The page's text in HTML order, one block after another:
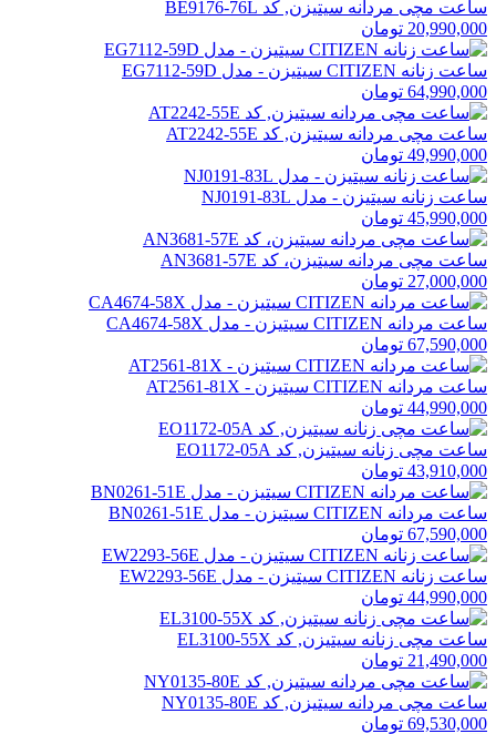
ساعت مچی مردانه سیتیزن, کد BE9176-76L
20,990,000 تومان
ساعت زنانه CITIZEN سیتیزن - مدل EG7112-59D
64,990,000 تومان
ساعت مچی مردانه سیتیزن, کد AT2242-55E
49,990,000 تومان
ساعت زنانه سیتیزن - مدل NJ0191-83L
45,990,000 تومان
ساعت مچی مردانه سیتیزن، کد AN3681-57E
27,000,000 تومان
ساعت مردانه CITIZEN سیتیزن - مدل CA4674-58X
67,590,000 تومان
ساعت مردانه CITIZEN سیتیزن - AT2561-81X
44,990,000 تومان
ساعت مچی زنانه سیتیزن, کد EO1172-05A
43,910,000 تومان
ساعت مردانه CITIZEN سیتیزن - مدل BN0261-51E
67,590,000 تومان
ساعت زنانه CITIZEN سیتیزن - مدل EW2293-56E
44,990,000 تومان
ساعت مچی زنانه سیتیزن, کد EL3100-55X
21,490,000 تومان
ساعت مچی مردانه سیتیزن, کد NY0135-80E
69,530,000 تومان